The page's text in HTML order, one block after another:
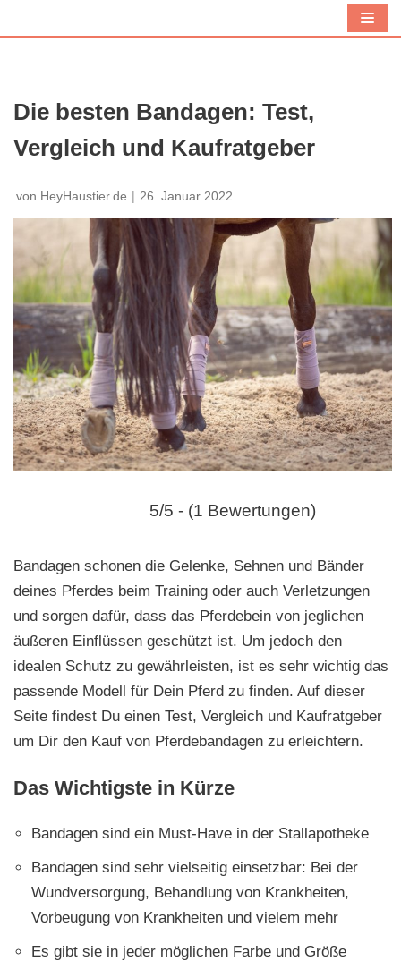
n
h
l
t
s
i
g
e
n
Die besten Bandagen: Test,
Vergleich und Kaufratgeber
von HeyHaustier.de 26. Januar 2022
5/5 - (1 Bewertungen)
Bandagen schonen die Gelenke, Sehnen und Bänder
deines Pferdes beim Training oder auch Verletzungen
und sorgen dafür, dass das Pferdebein von jeglichen
äußeren Einflüssen geschützt ist. Um jedoch den
idealen Schutz zu gewährleisten, ist es sehr wichtig das
passende Modell für Dein Pferd zu finden. Auf dieser
Seite findest Du einen Test, Vergleich und Kaufratgeber
um Dir den Kauf von Pferdebandagen zu erleichtern.
Das Wichtigste in Kürze
Bandagen sind ein Must-Have in der Stallapotheke
Bandagen sind sehr vielseitig einsetzbar: Bei der
Wundversorgung, Behandlung von Krankheiten,
Vorbeugung von Krankheiten und vielem mehr
Es gibt sie in jeder möglichen Farbe und Größe